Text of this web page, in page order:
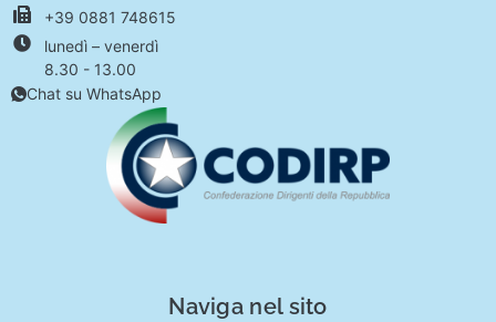
+39 0881 748615
lunedì – venerdì
8.30 - 13.00
Chat su WhatsApp
Naviga nel sito